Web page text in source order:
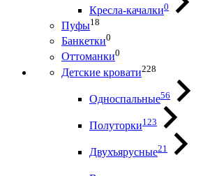
Кресла-качалки0
Пуфы18
Банкетки0
Оттоманки0
Детские кровати228
Односпальные56
Полуторки123
Двухъярусные21